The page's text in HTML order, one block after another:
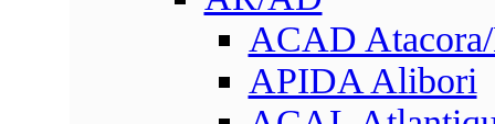
ACAD
APIDA Alibori